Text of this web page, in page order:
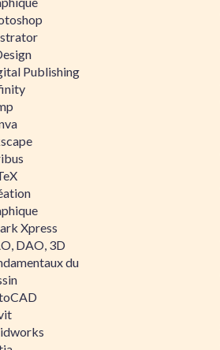
Publishing
Xpress
DAO, 3D
du